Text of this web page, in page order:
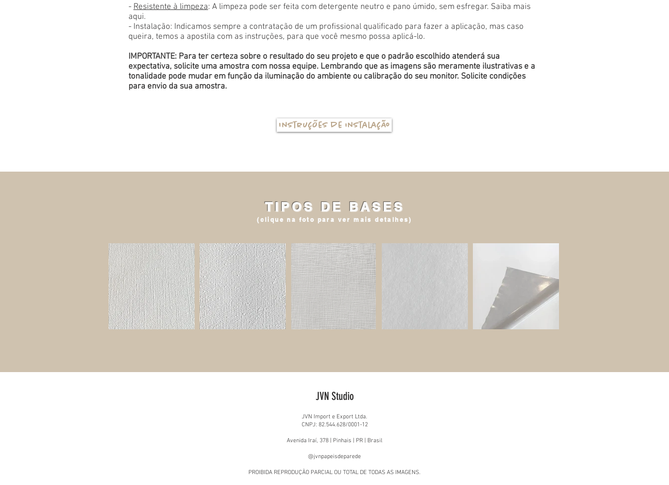
- Resistente à limpeza: A limpeza pode ser feita com detergente neutro e pano úmido, sem esfregar. Saiba mais
aqui.
- Instalação: Indicamos sempre a contratação de um profissional qualificado para fazer a aplicação, mas caso
queira, temos a apostila com as instruções, para que você mesmo possa aplicá-lo.
IMPORTANTE: Para ter certeza sobre o resultado do seu projeto e que o padrão escolhido atenderá sua
expectativa, solicite uma amostra com nossa equipe. Lembrando que as imagens são meramente ilustrativas e a
tonalidade pode mudar em função da iluminação do ambiente ou calibração do seu monitor. Solicite condições
para envio da sua amostra.
Instruções de instalação
TIPOS DE BASES
(clique na foto para ver mais detalhes)
JVN Studio
JVN Import e Export Ltda.
CNPJ: 82.544.628/0001-12
Avenida Iraí, 378 | Pinhais | PR | Brasil
@jvnpapeisdeparede
PROIBIDA REPRODUÇÃO PARCIAL OU TOTAL DE TODAS AS IMAGENS.